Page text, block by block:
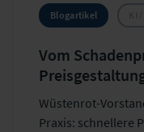
Blogartikel
Vom
Wüstenrot-
Praxis: schnellere